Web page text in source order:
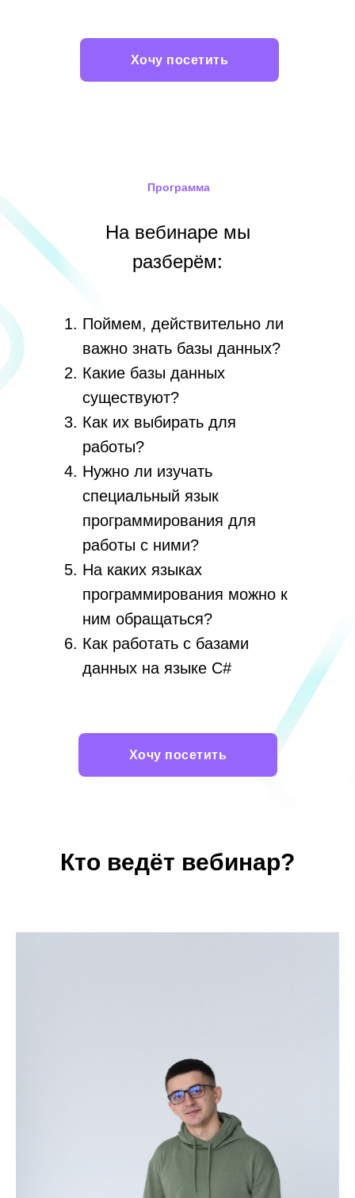
Хочу посетить
На вебинаре мы
разберём:
Программа
Хочу посетить
Поймем, действительно ли
важно знать базы данных?
Какие базы данных
существуют?
Как их выбирать для
работы?
Нужно ли изучать
специальный язык
программирования для
работы с ними?
На каких языках
программирования можно к
ним обращаться?
Как работать с базами
данных на языке C#
Кто ведёт вебинар?